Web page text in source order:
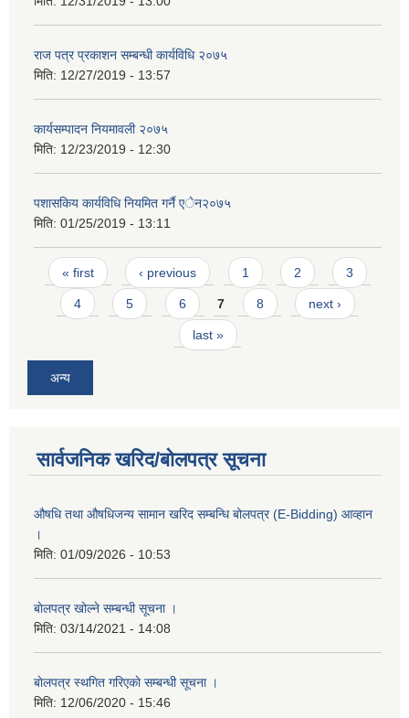
राज पत्र प्रकाशन सम्बन्धी कार्यविधि २०७५
मिति: 12/27/2019 - 13:57
कार्यसम्पादन नियमावली २०७५
मिति: 12/23/2019 - 12:30
पशासकिय कार्यविधि नियमित गर्नै एेन२०७५
मिति: 01/25/2019 - 13:11
Pages
« first ‹ previous 1 2 3
4 5 6 7 8 next ›
last »
अन्य
सार्वजनिक खरिद/बोलपत्र सूचना
औषधि तथा औषधिजन्य सामान खरिद सम्बन्धि बोलपत्र (E-Bidding) आव्हान
।
मिति: 01/09/2026 - 10:53
बाेलपत्र खोल्ने सम्बन्धी सूचना ।
मिति: 03/14/2021 - 14:08
बाेलपत्र स्थगित गरिएकाे सम्बन्धी सूचना ।
मिति: 12/06/2020 - 15:46